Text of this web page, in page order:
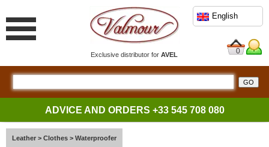
Exclusive distributor forAVEL
English
0
ADVICE AND ORDERS +33 545 708 080
Leather > Clothes > Waterproofer